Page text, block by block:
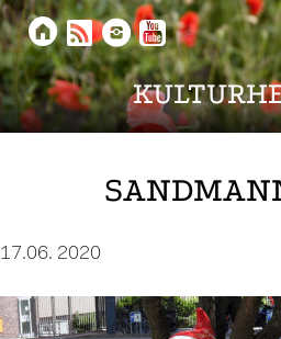
   
17.06. 2020